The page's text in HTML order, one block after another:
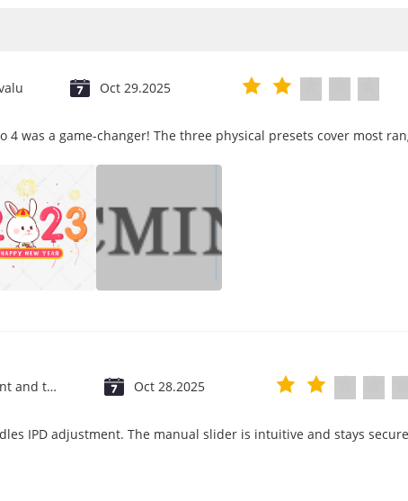
Oct 29.2025
4 was a game-changer! The three physical presets cover most
Saint Vincent and the Grenadines Oct 28.2025
IPD adjustment. The manual slider is intuitive and stays